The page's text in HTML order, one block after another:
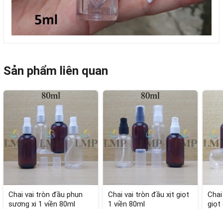
Sản phẩm liên quan
Chai vai tròn đầu phun
sương xi 1 viền 80ml
Chai vai tròn đầu xịt giọt
1 viền 80ml
giọt